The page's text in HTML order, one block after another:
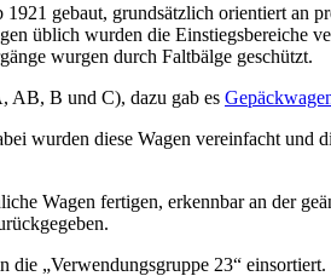
gebaut, grundsätzlich orientiert an
üblich wurden die Einstiegsbereiche
wurgen durch Faltbälge geschützt.
AB, B und C), dazu gab es
wurden diese Wagen vereinfacht
Wagen fertigen, erkennbar an der
die „Verwendungsgruppe 23“ einsortiert.